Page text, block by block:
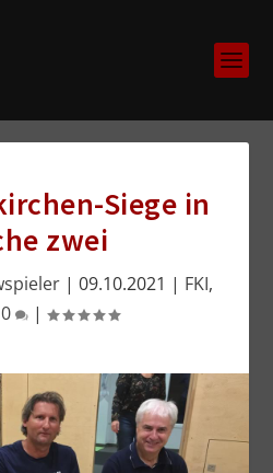
Siege in
zwei
| 09.10.2021 | FKI,
0 |